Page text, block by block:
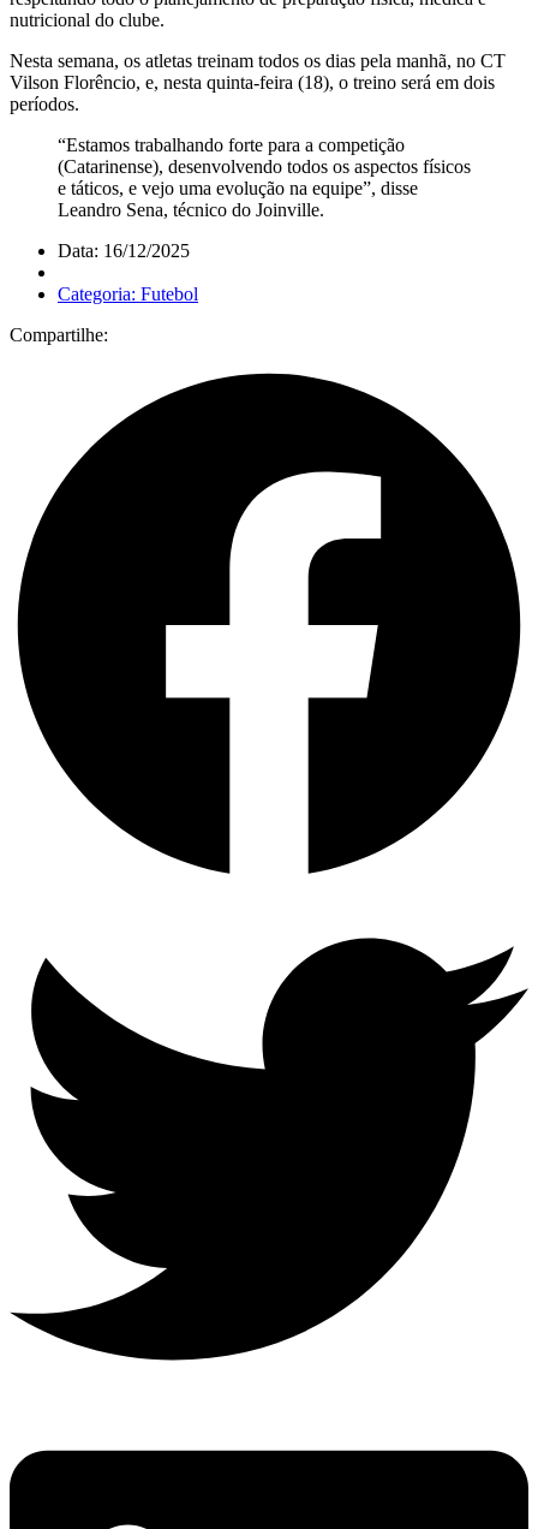
nutricional do clube.
Nesta semana, os atletas treinam todos os dias pela manhã, no CT
Vilson Florêncio, e, nesta quinta-feira (18), o treino será em dois
períodos.
“Estamos trabalhando forte para a competição
(Catarinense), desenvolvendo todos os aspectos físicos
e táticos, e vejo uma evolução na equipe”, disse
Leandro Sena, técnico do Joinville.
Data: 16/12/2025
Categoria: Futebol
Compartilhe: